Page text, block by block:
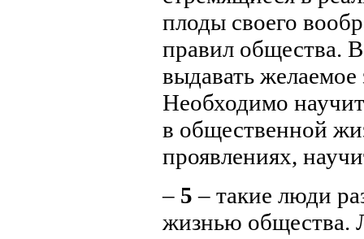
плоды своего
правил общества.
выдавать желаемое
Необходимо
в общественной
проявлениях,
– 5 – такие люди
жизнью общества.